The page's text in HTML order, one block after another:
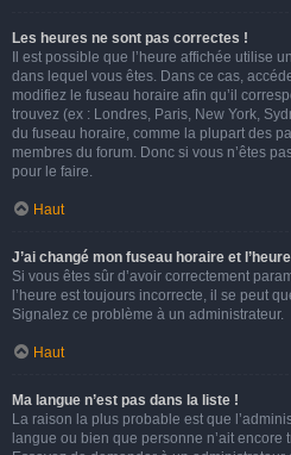
Les heures ne sont pas correctes !
Il est possible que l’heure affichée utilise
dans lequel vous êtes. Dans ce cas,
modifiez le fuseau horaire afin qu’il
trouvez (ex : Londres, Paris, New York,
du fuseau horaire, comme la plupart des
membres du forum. Donc si vous n’êtes
pour le faire.
Haut
J’ai changé mon fuseau horaire et
Si vous êtes sûr d’avoir correctement
l’heure est toujours incorrecte, il se peut
Signalez ce problème à un administrateur.
Haut
Ma langue n’est pas dans la liste !
La raison la plus probable est que
langue ou bien que personne n’ait